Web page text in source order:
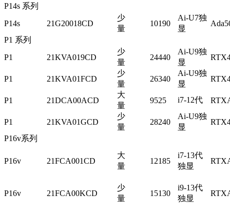
P14s 系列
P14s
21G20018CD
少
量
10190
Ai-U7独
显
P1 系列
P1
21KVA019CD
少
量
24440
Ai-U9独
显
P1 21KVA01FCD
少
量
26340
Ai-U9独
显
P1 21DCA00ACD
大
量
9525 i7-12代
P1 21KVA01GCD
少
量
28240
Ai-U9独
显
P16v系列
P16v 21FCA001CD
大
量
12185
i7-13代
独显
P16v 21FCA00KCD
少
量
15130
i9-13代
独显